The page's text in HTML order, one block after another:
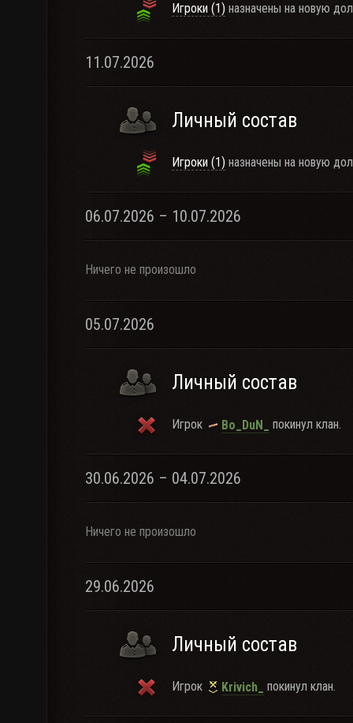
Игроки (1) назначены на новую
11.07.2026
Личный состав
Игроки (1) назначены на новую
06.07.2026 – 10.07.2026
Ничего не произошло
05.07.2026
Личный состав
Игрок Bo_DuN_ покинул клан.
30.06.2026 – 04.07.2026
Ничего не произошло
29.06.2026
Личный состав
Игрок Krivich_ покинул клан.